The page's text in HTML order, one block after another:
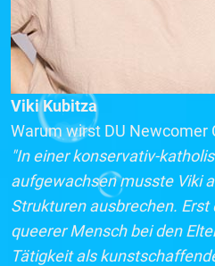
Viki Kubitza
Warum wirst DU Newcomer
"In einer konservativ-
aufgewachsen musste Viki
Strukturen ausbrechen. Erst
queerer Mensch bei den
Tätigkeit als